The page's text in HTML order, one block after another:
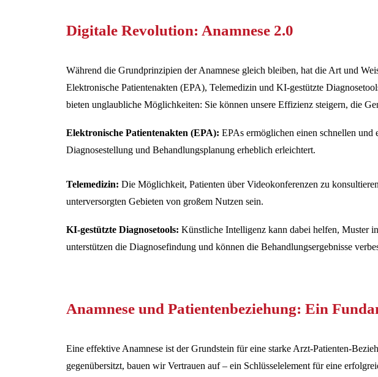
Digitale Revolution: Anamnese 2.0
Während die Grundprinzipien der Anamnese gleich bleiben, hat die Art und
Elektronische Patientenakten (EPA), Telemedizin und KI-gestützte
bieten unglaubliche Möglichkeiten: Sie können unsere Effizienz steigern, die
Elektronische Patientenakten (EPA): EPAs ermöglichen einen schnellen
Diagnosestellung und Behandlungsplanung erheblich erleichtert.
Telemedizin: Die Möglichkeit, Patienten über Videokonferenzen zu
unterversorgten Gebieten von großem Nutzen sein.
KI-gestützte Diagnosetools: Künstliche Intelligenz kann dabei helfen, Muster
unterstützen die Diagnosefindung und können die Behandlungsergebnisse
Anamnese und Patientenbeziehung: Ein
Eine effektive Anamnese ist der Grundstein für eine starke Arzt-Patienten-
gegenübersitzt, bauen wir Vertrauen auf – ein Schlüsselelement für eine